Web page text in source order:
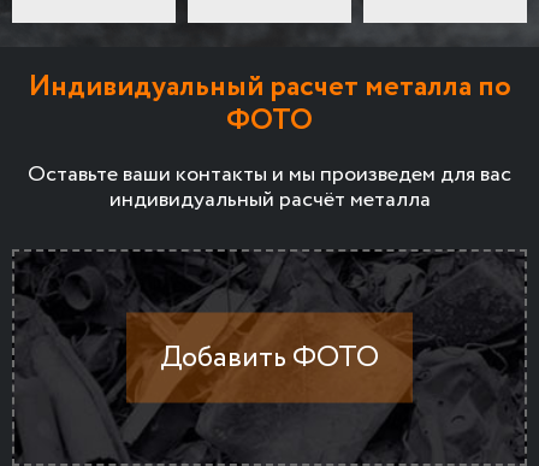
Индивидуальный расчет металла по
ФОТО
Оставьте ваши контакты и мы произведем для вас
индивидуальный расчёт металла